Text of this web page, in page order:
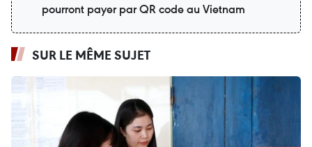
pourront payer par QR code au Vietnam
SUR LE MÊME SUJET